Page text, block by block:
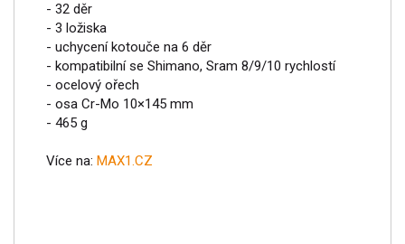
- 32 děr
- 3 ložiska
- uchycení kotouče na 6 děr
- kompatibilní se Shimano, Sram 8/9/10 rychlostí
- ocelový ořech
- osa Cr-Mo 10×145 mm
- 465 g
Více na: MAX1.CZ